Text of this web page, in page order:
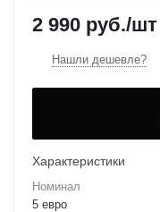
2 990 руб./шт
Нашли дешевле?
Характеристики
Номинал
5 евро